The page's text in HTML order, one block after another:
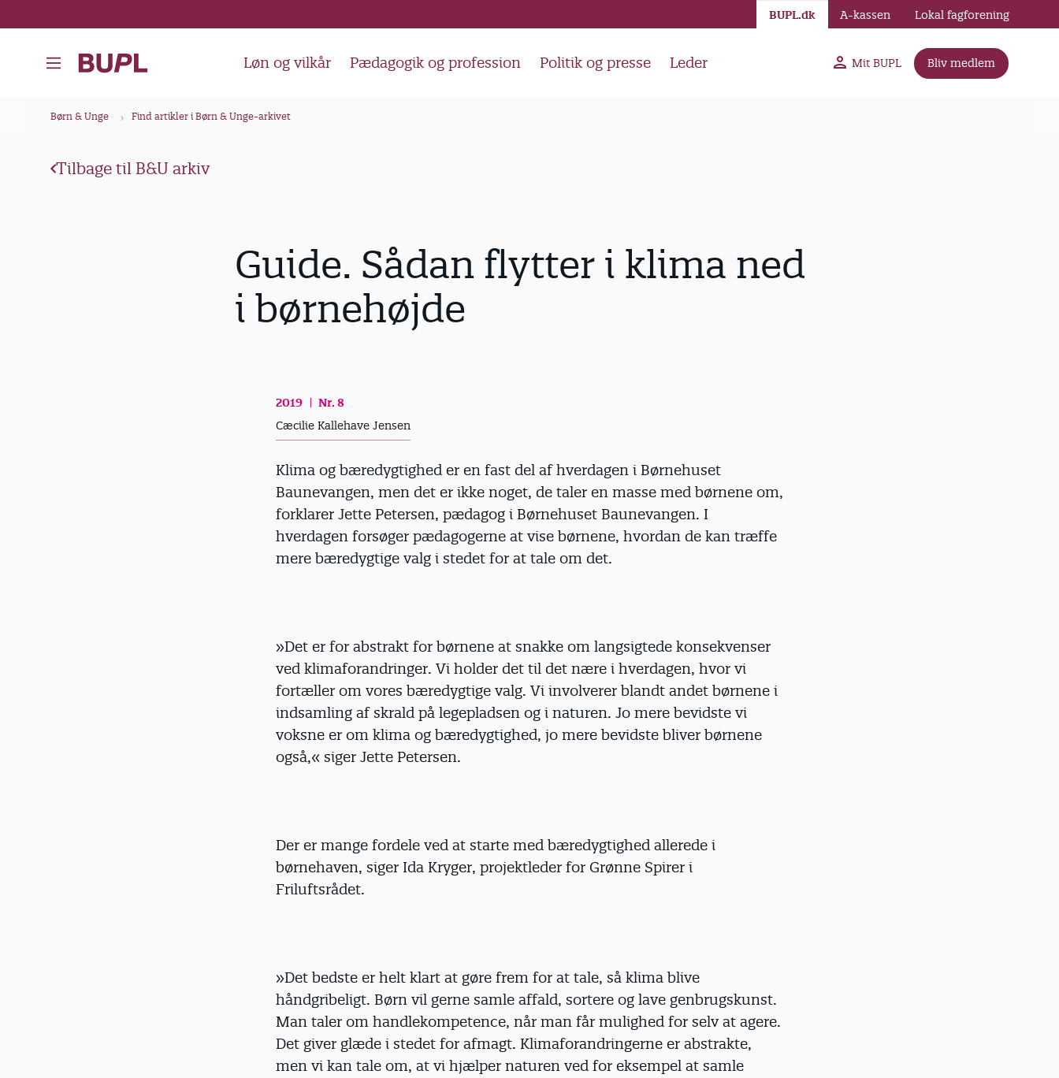
å
Løn og vilkår Pædagogik og profession Politik og presse Leder Mit BUPL Bliv medlem
BUPL.dk A-kassen Lokal fagforening
Børn & Unge Find artikler i Børn & Unge-arkivet
Tilbage til B&U arkiv
Guide. Sådan flytter i klima ned
i børnehøjde
2019
Nr. 8
Cæcilie Kallehave Jensen
Klima og bæredygtighed er en fast del af hverdagen i Børnehuset
Baunevangen, men det er ikke noget, de taler en masse med børnene om,
forklarer Jette Petersen, pædagog i Børnehuset Baunevangen. I
hverdagen forsøger pædagogerne at vise børnene, hvordan de kan træffe
mere bæredygtige valg i stedet for at tale om det.
»Det er for abstrakt for børnene at snakke om langsigtede konsekvenser
ved klimaforandringer. Vi holder det til det nære i hverdagen, hvor vi
fortæller om vores bæredygtige valg. Vi involverer blandt andet børnene i
indsamling af skrald på legepladsen og i naturen. Jo mere bevidste vi
voksne er om klima og bæredygtighed, jo mere bevidste bliver børnene
også,« siger Jette Petersen.
Der er mange fordele ved at starte med bæredygtighed allerede i
børnehaven, siger Ida Kryger, projektleder for Grønne Spirer i
Friluftsrådet.
»Det bedste er helt klart at gøre frem for at tale, så klima blive
håndgribeligt. Børn vil gerne samle affald, sortere og lave genbrugskunst.
Man taler om handlekompetence, når man får mulighed for selv at agere.
Det giver glæde i stedet for afmagt. Klimaforandringerne er abstrakte,
men vi kan tale om, at vi hjælper naturen ved for eksempel at samle